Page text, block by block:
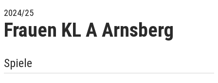
2024/25
Frauen KL A Arnsberg
Spiele